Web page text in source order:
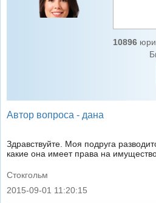
10896
Автор вопроса - дана
Здравствуйте. Моя подруга
какие она имеет права на
Стокгольм
|
2015-09-01 11:20:15